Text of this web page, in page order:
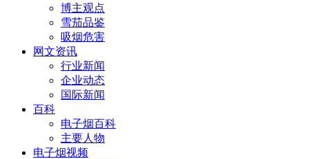
博主观点
雪茄品鉴
吸烟危害
网文资讯
行业新闻
企业动态
国际新闻
百科
电子烟百科
主要人物
电子烟视频